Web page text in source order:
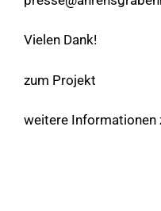
Vielen Dank!
zum Projekt
weitere Informationen